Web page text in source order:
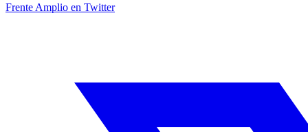
Frente Amplio en Twitter